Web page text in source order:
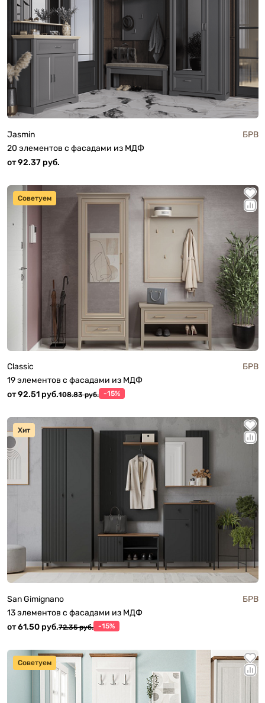
Jasmin
БРВ
20 элементов с фасадами из МДФ
от 92.37 руб.
Советуем
Classic
БРВ
19 элементов с фасадами из МДФ
от 92.51 руб.108.83 руб. -15%
Хит
San Gimignano
БРВ
13 элементов с фасадами из МДФ
от 61.50 руб.72.35 руб. -15%
Советуем